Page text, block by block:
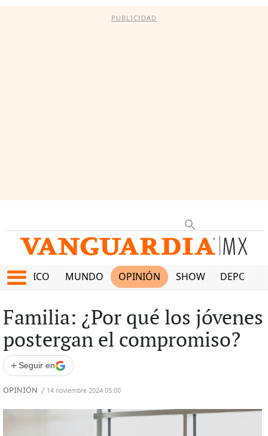
PUBLICIDAD
MÉXICO MUNDO OPINIÓN SHOW
Familia: ¿Por qué los jóvenes
postergan el compromiso?
+ Seguir en
OPINIÓN / 14 noviembre 2024 05:00